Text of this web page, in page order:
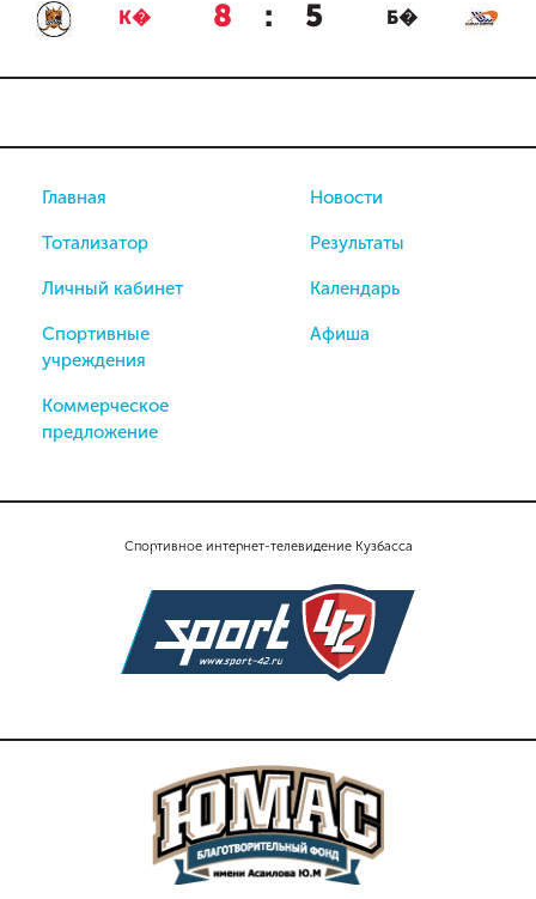
К� 8 : 5 Б�
Спортивное интернет-телевидение Кузбасса
Главная
Тотализатор
Личный кабинет
Спортивные
учреждения
Коммерческое
предложение
Новости
Результаты
Календарь
Афиша